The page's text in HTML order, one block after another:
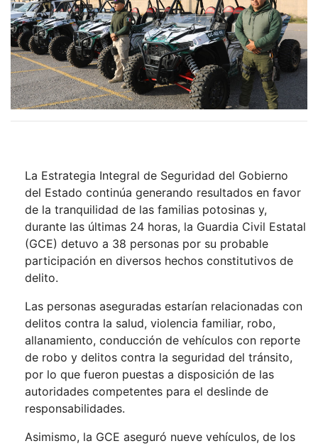
La Estrategia Integral de Seguridad del Gobierno
del Estado continúa generando resultados en favor
de la tranquilidad de las familias potosinas y,
durante las últimas 24 horas, la Guardia Civil Estatal
(GCE) detuvo a 38 personas por su probable
participación en diversos hechos constitutivos de
delito.
Las personas aseguradas estarían relacionadas con
delitos contra la salud, violencia familiar, robo,
allanamiento, conducción de vehículos con reporte
de robo y delitos contra la seguridad del tránsito,
por lo que fueron puestas a disposición de las
autoridades competentes para el deslinde de
responsabilidades.
Asimismo, la GCE aseguró nueve vehículos, de los